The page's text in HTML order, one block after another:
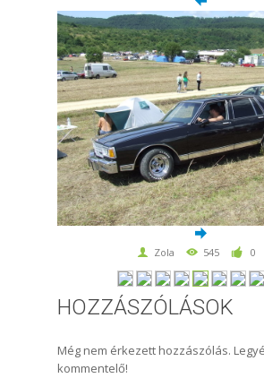
Zola 545 0
HOZZÁSZÓLÁSOK
Még nem érkezett hozzászólás.
kommentelő!